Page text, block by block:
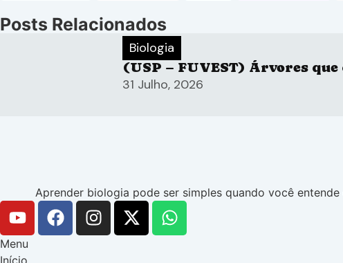
Posts Relacionados
Biologia
(USP – FUVEST) Árvores
31 Julho, 2026
Aprender biologia pode ser simples quando você
Menu
Início